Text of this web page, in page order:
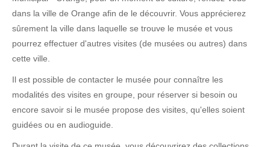
dans la ville de Orange afin de le découvrir. Vous apprécierez
sûrement la ville dans laquelle se trouve le musée et vous
pourrez effectuer d'autres visites (de musées ou autres) dans
cette ville.
Il est possible de contacter le musée pour connaître les
modalités des visites en groupe, pour réserver si besoin ou
encore savoir si le musée propose des visites, qu'elles soient
guidées ou en audioguide.